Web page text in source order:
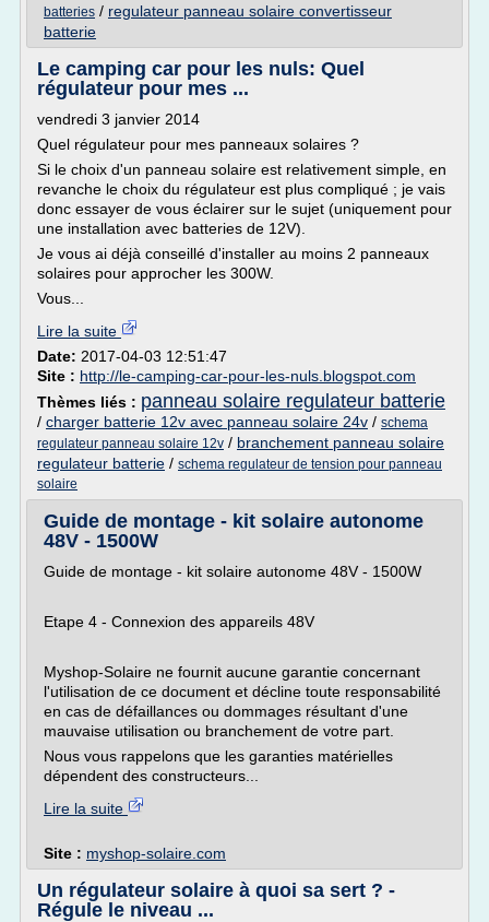
batteries / regulateur panneau solaire convertisseur
batterie
Le camping car pour les nuls: Quel
régulateur pour mes ...
vendredi 3 janvier 2014
Quel régulateur pour mes panneaux solaires ?
Si le choix d'un panneau solaire est relativement simple, en
revanche le choix du régulateur est plus compliqué ; je vais
donc essayer de vous éclairer sur le sujet (uniquement pour
une installation avec batteries de 12V).
Je vous ai déjà conseillé d'installer au moins 2 panneaux
solaires pour approcher les 300W.
Vous...
Lire la suite
Date: 2017-04-03 12:51:47
Site : http://le-camping-car-pour-les-nuls.blogspot.com
Thèmes liés : panneau solaire regulateur batterie
/ charger batterie 12v avec panneau solaire 24v / schema
regulateur panneau solaire 12v / branchement panneau solaire
regulateur batterie / schema regulateur de tension pour panneau
solaire
Guide de montage - kit solaire autonome
48V - 1500W
Guide de montage - kit solaire autonome 48V - 1500W
Etape 4 - Connexion des appareils 48V
Myshop-Solaire ne fournit aucune garantie concernant
l'utilisation de ce document et décline toute responsabilité
en cas de défaillances ou dommages résultant d'une
mauvaise utilisation ou branchement de votre part.
Nous vous rappelons que les garanties matérielles
dépendent des constructeurs...
Lire la suite
Site : myshop-solaire.com
Un régulateur solaire à quoi sa sert ? -
Régule le niveau ...